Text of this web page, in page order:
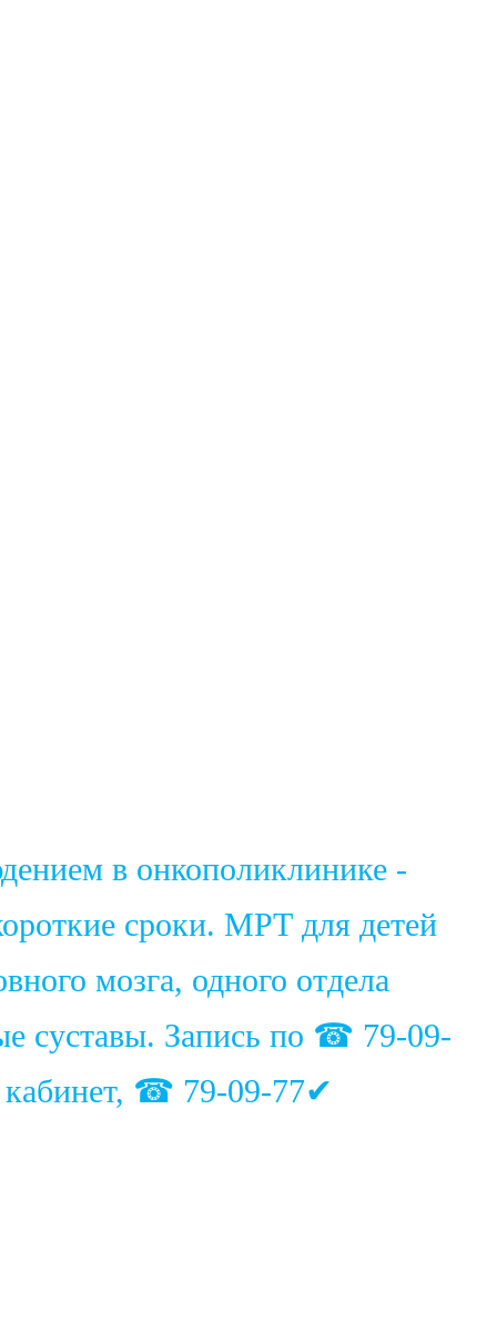
в онкополиклинике -
сроки. МРТ для детей
мозга, одного отдела
суставы. Запись по ☎ 79-09-
кабинет, ☎ 79-09-77✔